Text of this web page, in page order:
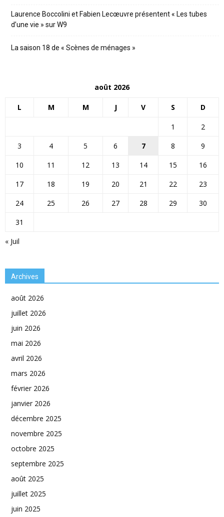
Laurence Boccolini et Fabien Lecœuvre présentent « Les tubes
d’une vie » sur W9
La saison 18 de « Scènes de ménages »
août 2026
L M M J V S D
« Juil
1
2
3
4 5 6 7 8
9
10
11 12 13 14 15
16
17
18 19 20 21 22
23
24
25 26 27 28 29
30
31
Archives
août 2026
juillet 2026
juin 2026
mai 2026
avril 2026
mars 2026
février 2026
janvier 2026
décembre 2025
novembre 2025
octobre 2025
septembre 2025
août 2025
juillet 2025
juin 2025